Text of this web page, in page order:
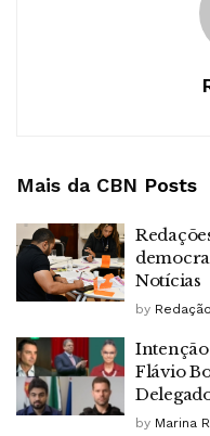
Mais da CBN Posts
Notícias
by Redação
Flávio
by Marina